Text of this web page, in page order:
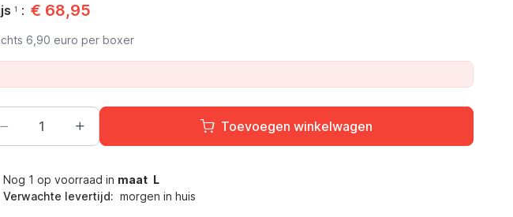
1 : € 68,95
6,90 euro per boxer
Toevoegen winkelwagen
Nog 1 op voorraad in maat L
Verwachte levertijd: morgen in huis